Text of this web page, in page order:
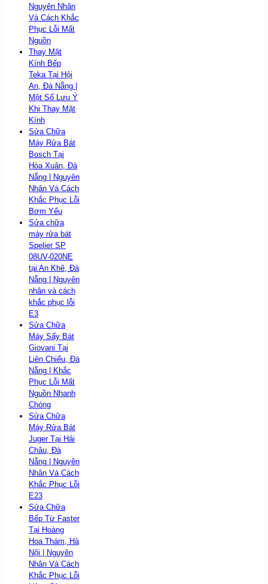
Nguyên Nhân
Và Cách Khắc
Phục Lỗi Mất
Nguồn
Thay Mặt
Kính Bếp
Teka Tại Hội
An, Đà Nẵng |
Một Số Lưu Ý
Khi Thay Mặt
Kính
Sửa Chữa
Máy Rửa Bát
Bosch Tại
Hòa Xuân, Đà
Nẵng | Nguyên
Nhân Và Cách
Khắc Phục Lỗi
Bơm Yếu
Sửa chữa
máy rửa bát
Spelier SP
08UV-020NE
tại An Khê, Đà
Nẵng | Nguyên
nhân và cách
khắc phục lỗi
E3
Sửa Chữa
Máy Sấy Bát
Giovani Tại
Liên Chiểu, Đà
Nẵng | Khắc
Phục Lỗi Mất
Nguồn Nhanh
Chóng
Sửa Chữa
Máy Rửa Bát
Juger Tại Hải
Châu, Đà
Nẵng | Nguyên
Nhân Và Cách
Khắc Phục Lỗi
E23
Sửa Chữa
Bếp Từ Faster
Tại Hoàng
Hoa Thám, Hà
Nội | Nguyên
Nhân Và Cách
Khắc Phục Lỗi